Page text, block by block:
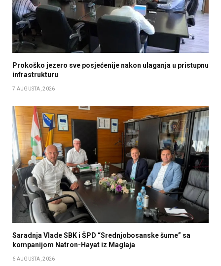
Prokoško jezero sve posjećenije nakon ulaganja u pristupnu
infrastrukturu
7 AUGUSTA, 2026
Saradnja Vlade SBK i ŠPD “Srednjobosanske šume” sa
kompanijom Natron-Hayat iz Maglaja
6 AUGUSTA, 2026